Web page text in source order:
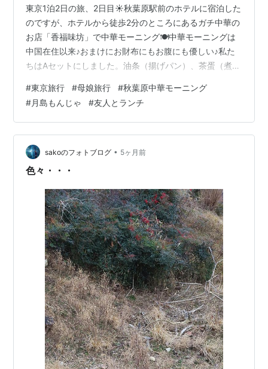
東京1泊2日の旅、2日目☀秋葉原駅前のホテルに宿泊した
のですが、ホテルから徒歩2分のところにあるガチ中華の
お店「香福味坊」で中華モーニング🍽中華モーニングは
中国在住以来♪おまけにお財布にもお腹にも優しい♪私た
ちはAセットにしました。油条（揚げパン）、茶蛋（煮
（漬物）がついてきます。揚げパンを作ってるところが
見えて、中国のスーパーを思い出しました。スタッフは
全員が中国の方のようでしたが、お客さんの半分は日本
人で、常に満席近かったです。ホテルに戻りチェックア
ウトし荷物を預けたら、月島へ向かいました🚋月島駅で
墨田区在住の友人母娘と合流～毎度東京でお世話…
#東京旅行 #母娘旅行 #秋葉原中華モーニング
#月島もんじゃ #友人とランチ
sakoのフォトブログ • 5ヶ月前
色々・・・